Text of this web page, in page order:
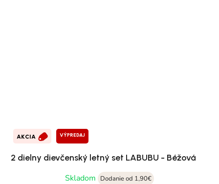
AKCIA VÝPREDAJ
2 dielny dievčenský letný set LABUBU - Béžová
Skladom
Dodanie od 1,90€